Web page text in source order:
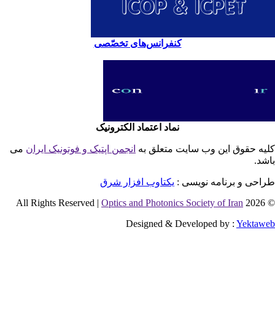
کنفرانس‌های تخصّصی
نماد اعتماد الکترونیک
حقوق این وب سایت متعلق بهانجمن اپتیک و فوتونیک ایران می
و برنامه نویسی : یکتاوب افزار شرق
©
Optics and Photonics Society of Iran
Designed & Developed by :